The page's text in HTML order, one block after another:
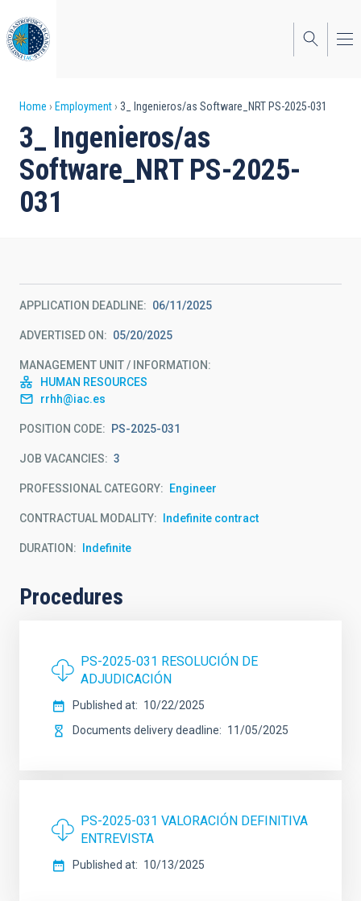
to
main
content
Breadcrumb
Home Employment 3_ Ingenieros/as Software_NRT PS-2025-031
3_ Ingenieros/as
Software_NRT PS-2025-
031
APPLICATION DEADLINE 06/11/2025
ADVERTISED ON 05/20/2025
MANAGEMENT UNIT / INFORMATION
HUMAN RESOURCES
rrhh@iac.es
POSITION CODE PS-2025-031
JOB VACANCIES 3
PROFESSIONAL CATEGORY Engineer
CONTRACTUAL MODALITY Indefinite contract
DURATION Indefinite
Procedures
PS-2025-031 RESOLUCIÓN DE
ADJUDICACIÓN
Published at
10/22/2025
Documents delivery deadline
11/05/2025
PS-2025-031 VALORACIÓN DEFINITIVA
ENTREVISTA
Published at 10/13/2025